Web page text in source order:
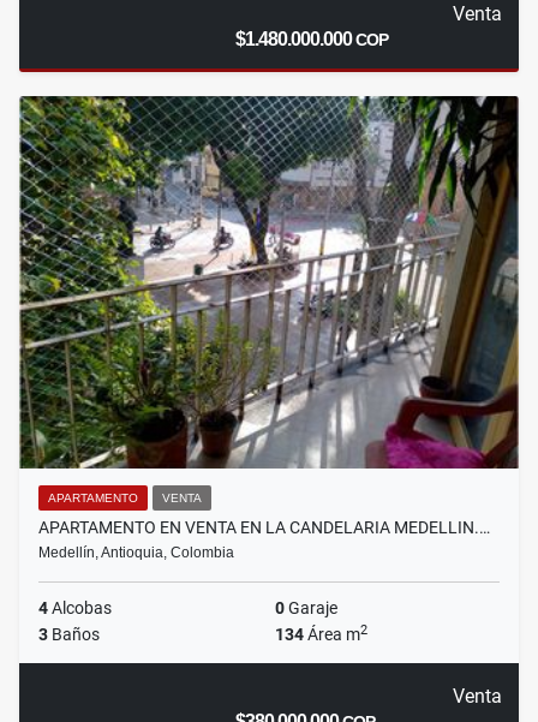
Venta
$1.480.000.000COP
APARTAMENTO VENTA
APARTAMENTO EN VENTA EN LA CANDELARIA MEDELLIN.…
Medellín, Antioquia, Colombia
4Alcobas 0Garaje
3 Baños 134Área m2
Venta